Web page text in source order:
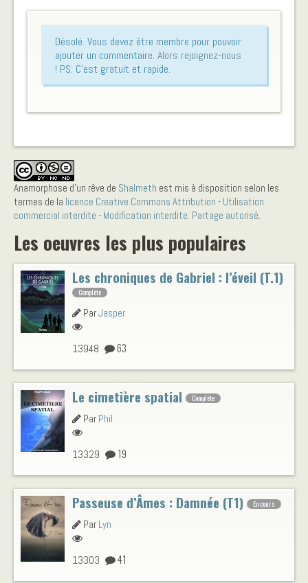
Désolé. Vous devez être membre pour pouvoir
ajouter un commentaire. Alors rejoignez-nous
! PS: C'est gratuit et rapide.
Anamorphose d’un rêve de Shalmeth est mis à disposition selon les
termes de la licence Creative Commons Attribution - Utilisation
commercial interdite - Modification interdite. Partage autorisé
Les oeuvres les plus populaires
Les chroniques de Gabriel : l’éveil (T.1)
Complète
ParJasper
13948 63
Le cimetière spatial Complète
ParPhil
13329 19
Passeuse d’Âmes : Damnée (T1) En cours
ParLyn
13303 41